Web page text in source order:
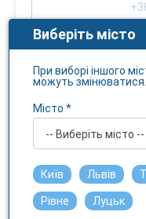
ОСНОВНА
Виберіть місто
При виборі іншого
можуть змінюватися.
Місто *
-- Виберіть місто --
Київ Львів
Рівне Луцьк